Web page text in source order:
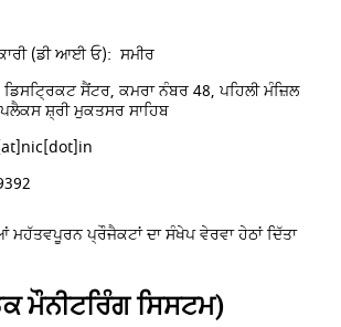
(ਡੀ ਆਈ ਓ): ਸਮੀਰ
ਸੈਂਟਰ, ਕਮਰਾ ਨੰਬਰ 48, ਪਹਿਲੀ ਮੰਜ਼ਿਲ
ਸ਼੍ਰੀ ਮੁਕਤਸਰ ਸਾਹਿਬ
ਮਹੱਤਵਪੂਰਨ ਪ੍ਰੌਜੈਕਟਾਂ ਦਾ ਸੰਖੇਪ ਵੇਰਵਾ ਹੇਠਾਂ ਦਿੱਤਾ
ਮੌਨੀਟਰਿੰਗ ਸਿਸਟਮ)